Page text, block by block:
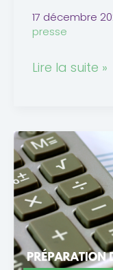
17 décembre
presse
à
les
Lire la suite »
Préparation
au
Budget
régional
2025
:
notre